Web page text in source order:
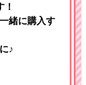
緒に購入す
♪